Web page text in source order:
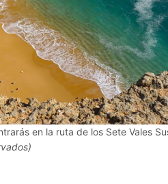
en la ruta de los Sete Vales